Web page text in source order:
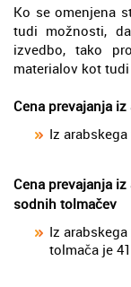
Ko se omenjena
tudi možnosti,
izvedbo, tako
materialov kot
Cena prevajanja
Iz
Cena prevajanja
sodnih tolmačev
Iz
tolmača je